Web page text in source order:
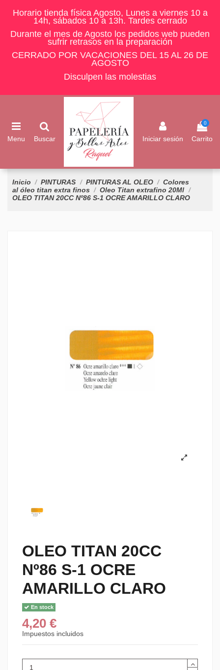
Horario tienda física Agosto, Lunes a viernes 10 a
14h, sábados 10 a 13h. Tardes cerrado
Durante el mes de Agosto los pedidos web pueden
sufrir retrasos en la preparación
CERRADO POR VACACIONES DEL 15 AL 26 DE
AGOSTO
Disculpen las molestias
Menu Buscar Iniciar sesión
0
Carrito
Inicio PINTURAS PINTURAS AL OLEO
Colores
al óleo titan extra finos
Oleo Titan extrafino 20Ml
OLEO TITAN 20CC Nº86 S-1 OCRE AMARILLO CLARO
OLEO TITAN 20CC
Nº86 S-1 OCRE
AMARILLO CLARO
En stock
4,20 €
Impuestos incluidos